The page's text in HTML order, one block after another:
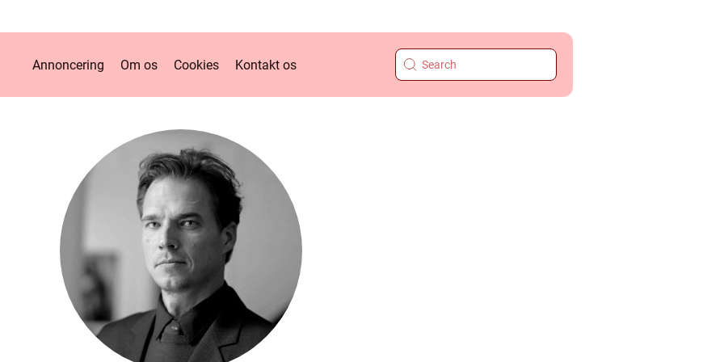
Annoncering Om os Cookies Kontakt os